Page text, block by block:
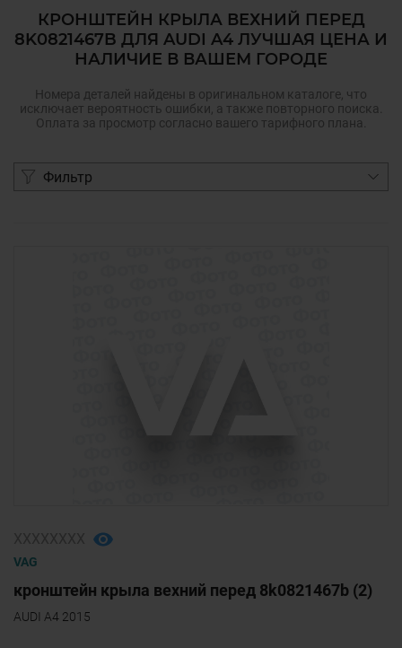
КРОНШТЕЙН КРЫЛА ВЕХНИЙ ПЕРЕД
8K0821467B ДЛЯ AUDI A4 ЛУЧШАЯ ЦЕНА И
НАЛИЧИЕ В ВАШЕМ ГОРОДЕ
Номера деталей найдены в оригинальном каталоге, что
исключает вероятность ошибки, а также повторного поиска.
Оплата за просмотр согласно вашего тарифного плана.
Фильтр
VAG
кронштейн крыла вехний перед 8k0821467b (2)
AUDI A4 2015